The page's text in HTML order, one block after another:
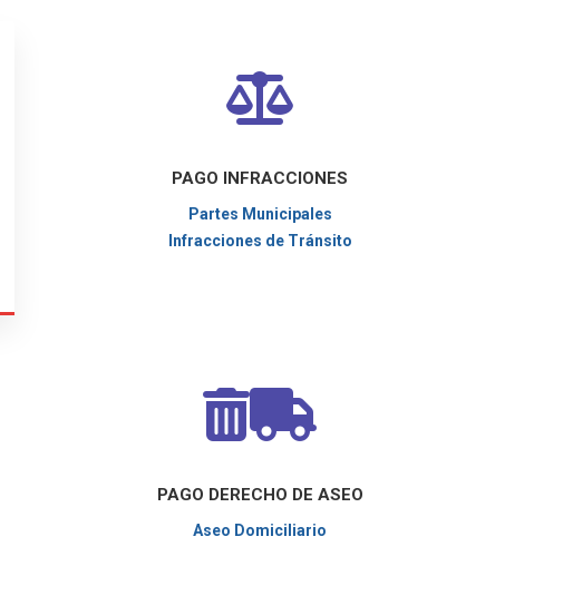
PAGO INFRACCIONES
Partes Municipales
Infracciones de Tránsito
PAGO DERECHO DE ASEO
Aseo Domiciliario